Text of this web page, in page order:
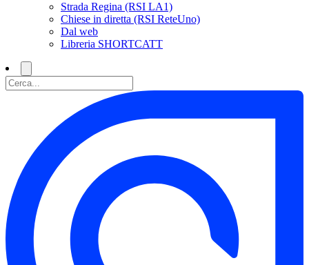
Strada Regina (RSI LA1)
Chiese in diretta (RSI ReteUno)
Dal web
Libreria SHORTCATT